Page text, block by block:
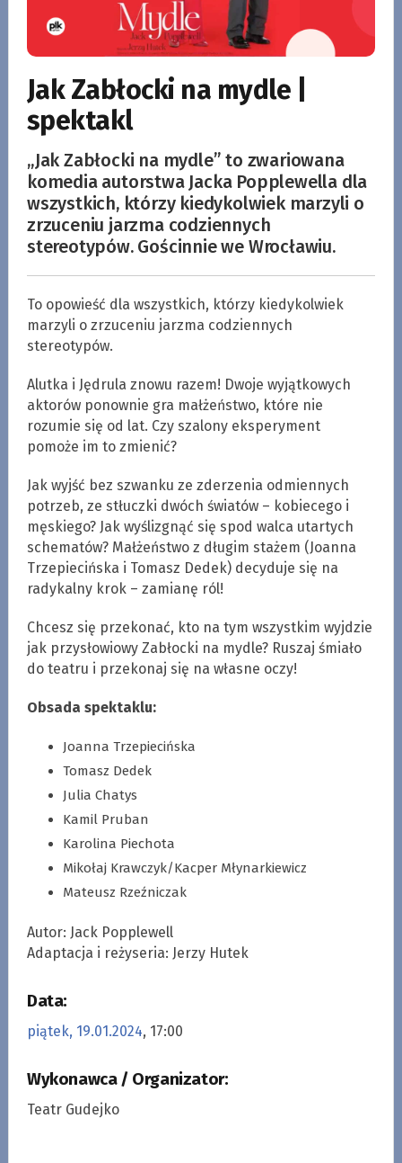
Jak Zabłocki na mydle |
spektakl
„Jak Zabłocki na mydle” to zwariowana
komedia autorstwa Jacka Popplewella dla
wszystkich, którzy kiedykolwiek marzyli o
zrzuceniu jarzma codziennych
stereotypów. Gościnnie we Wrocławiu.
To opowieść dla wszystkich, którzy kiedykolwiek
marzyli o zrzuceniu jarzma codziennych
stereotypów.
Alutka i Jędrula znowu razem! Dwoje wyjątkowych
aktorów ponownie gra małżeństwo, które nie
rozumie się od lat. Czy szalony eksperyment
pomoże im to zmienić?
Jak wyjść bez szwanku ze zderzenia odmiennych
potrzeb, ze stłuczki dwóch światów – kobiecego i
męskiego? Jak wyślizgnąć się spod walca utartych
schematów? Małżeństwo z długim stażem (Joanna
Trzepiecińska i Tomasz Dedek) decyduje się na
radykalny krok – zamianę ról!
Chcesz się przekonać, kto na tym wszystkim wyjdzie
jak przysłowiowy Zabłocki na mydle? Ruszaj śmiało
do teatru i przekonaj się na własne oczy!
Obsada spektaklu:
Joanna Trzepiecińska
Tomasz Dedek
Julia Chatys
Kamil Pruban
Karolina Piechota
Mikołaj Krawczyk/Kacper Młynarkiewicz
Mateusz Rzeźniczak
Autor: Jack Popplewell
Adaptacja i reżyseria: Jerzy Hutek
Data:
piątek, 19.01.2024, 17:00
Wykonawca / Organizator:
Teatr Gudejko